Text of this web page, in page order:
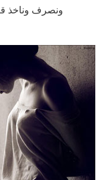
ونصرف وناخذ